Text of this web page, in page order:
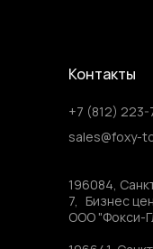
sales@foxy-
+7 (812) 223-
Контакты
196084,
7, Бизнес
ООО "Фокси-